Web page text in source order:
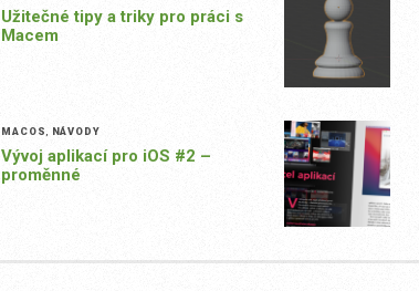
Užitečné tipy a triky pro práci s
Macem
MACOS NÁVODY
Vývoj aplikací pro iOS #2 –
proměnné